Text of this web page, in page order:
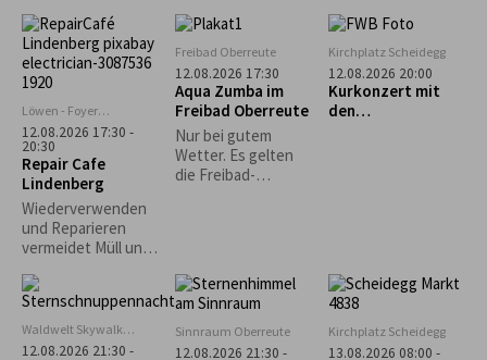
dem Motto „Ganz
schön punktig!“
bietet der
Workshop mit Gisela
Dobler die
Möglichkeit, in das
Leben und fröhlich-
bunte Werk der
japanischen
Künstlerin Yayoi
Kusama
einzutauchen. Mit
Materialien lassen
wir Punkte und
Farben tanzen.
Löwen - Foyer
Lindenberg
12.08.2026 17:30 -
20:30
Repair Cafe
Lindenberg
Wiederverwenden
und Reparieren
vermeidet Müll und
Rohstoffe und
Ressourcen,
welche ansonsten
für die Produktion
Freibad Oberreute
12.08.2026 17:30
Aqua Zumba im
Freibad Oberreute
Nur bei gutem
Wetter. Es gelten
die Freibad-
Kirchplatz Scheidegg
12.08.2026 20:00
Kurkonzert mit
den
Waldwelt Skywalk
Allgäu, Scheidegg
12.08.2026 21:30 -
Sinnraum Oberreute
12.08.2026 21:30 -
Kirchplatz Scheidegg
13.08.2026 08:00 -